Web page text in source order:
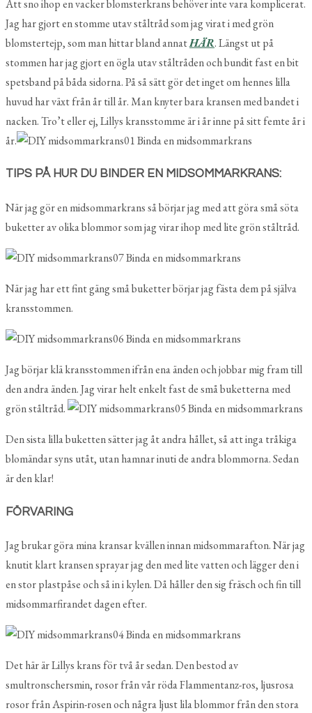
Att sno ihop en vacker blomsterkrans behöver inte vara komplicerat.
Jag har gjort en stomme utav ståltråd som jag virat i med grön
blomstertejp, som man hittar bland annatHÄR. Längst ut på
stommen har jag gjort en ögla utav ståltråden och bundit fast en bit
spetsband på båda sidorna. På så sätt gör det inget om hennes lilla
huvud har växt från år till år. Man knyter bara kransen med bandet i
nacken. Tro’t eller ej, Lillys kransstomme är i år inne på sitt femte år i
år.
TIPS PÅ HUR DU BINDER EN MIDSOMMARKRANS:
När jag gör en midsommarkrans så börjar jag med att göra små söta
buketter av olika blommor som jag virar ihop med lite grön ståltråd.
När jag har ett fint gäng små buketter börjar jag fästa dem på själva
kransstommen.
Jag börjar klä kransstommen ifrån ena änden och jobbar mig fram till
den andra änden. Jag virar helt enkelt fast de små buketterna med
grön ståltråd.
Den sista lilla buketten sätter jag åt andra hållet, så att inga tråkiga
blomändar syns utåt, utan hamnar inuti de andra blommorna. Sedan
är den klar!
FÖRVARING
Jag brukar göra mina kransar kvällen innan midsommarafton. När jag
knutit klart kransen sprayar jag den med lite vatten och lägger den i
en stor plastpåse och så in i kylen. Då håller den sig fräsch och fin till
midsommarfirandet dagen efter.
Det här är Lillys krans för två år sedan. Den bestod av
smultronschersmin, rosor från vår röda Flammentanz-ros, ljusrosa
rosor från Aspirin-rosen och några ljust lila blommor från den stora